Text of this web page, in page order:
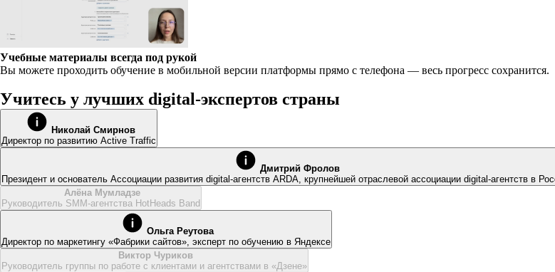
Учебные материалы всегда под рукой
Вы можете проходить обучение в мобильной версии платформы прямо с телефона — весь прогресс сохранится.
Учитесь у лучших digital-экспертов страны
Николай Смирнов
Директор по развитию Active Traffic
Дмитрий Фролов
Президент и основатель Ассоциации развития digital-агентств ARDA, крупнейшей отраслевой ассоциации digital-агентств в
Алёна Мумладзе
Руководитель SMM-агентства HotHeads Band
Ольга Реутова
Директор по маркетингу «Фабрики сайтов», эксперт по обучению в Яндексе
Виктор Чуриков
Руководитель группы по работе с клиентами и агентствами в «Дзене»